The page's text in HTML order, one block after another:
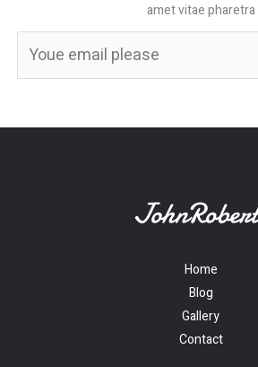
amet vitae pharetra
Home
Blog
Gallery
Contact